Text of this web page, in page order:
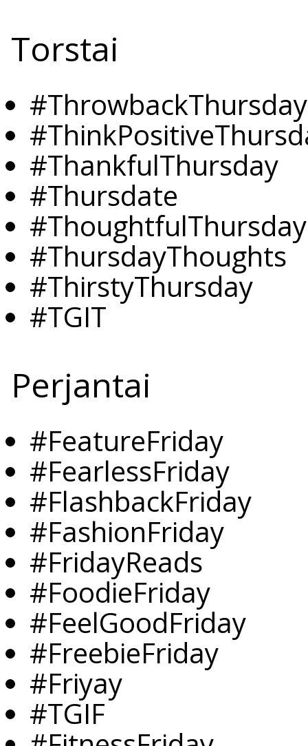
Torstai
#ThankfulThursday
#Thursdate
#ThoughtfulThursday
#ThursdayThoughts
#ThirstyThursday
#TGIT
Perjantai
#FeatureFriday
#FearlessFriday
#FlashbackFriday
#FashionFriday
#FridayReads
#FoodieFriday
#FeelGoodFriday
#FreebieFriday
#Friyay
#TGIF